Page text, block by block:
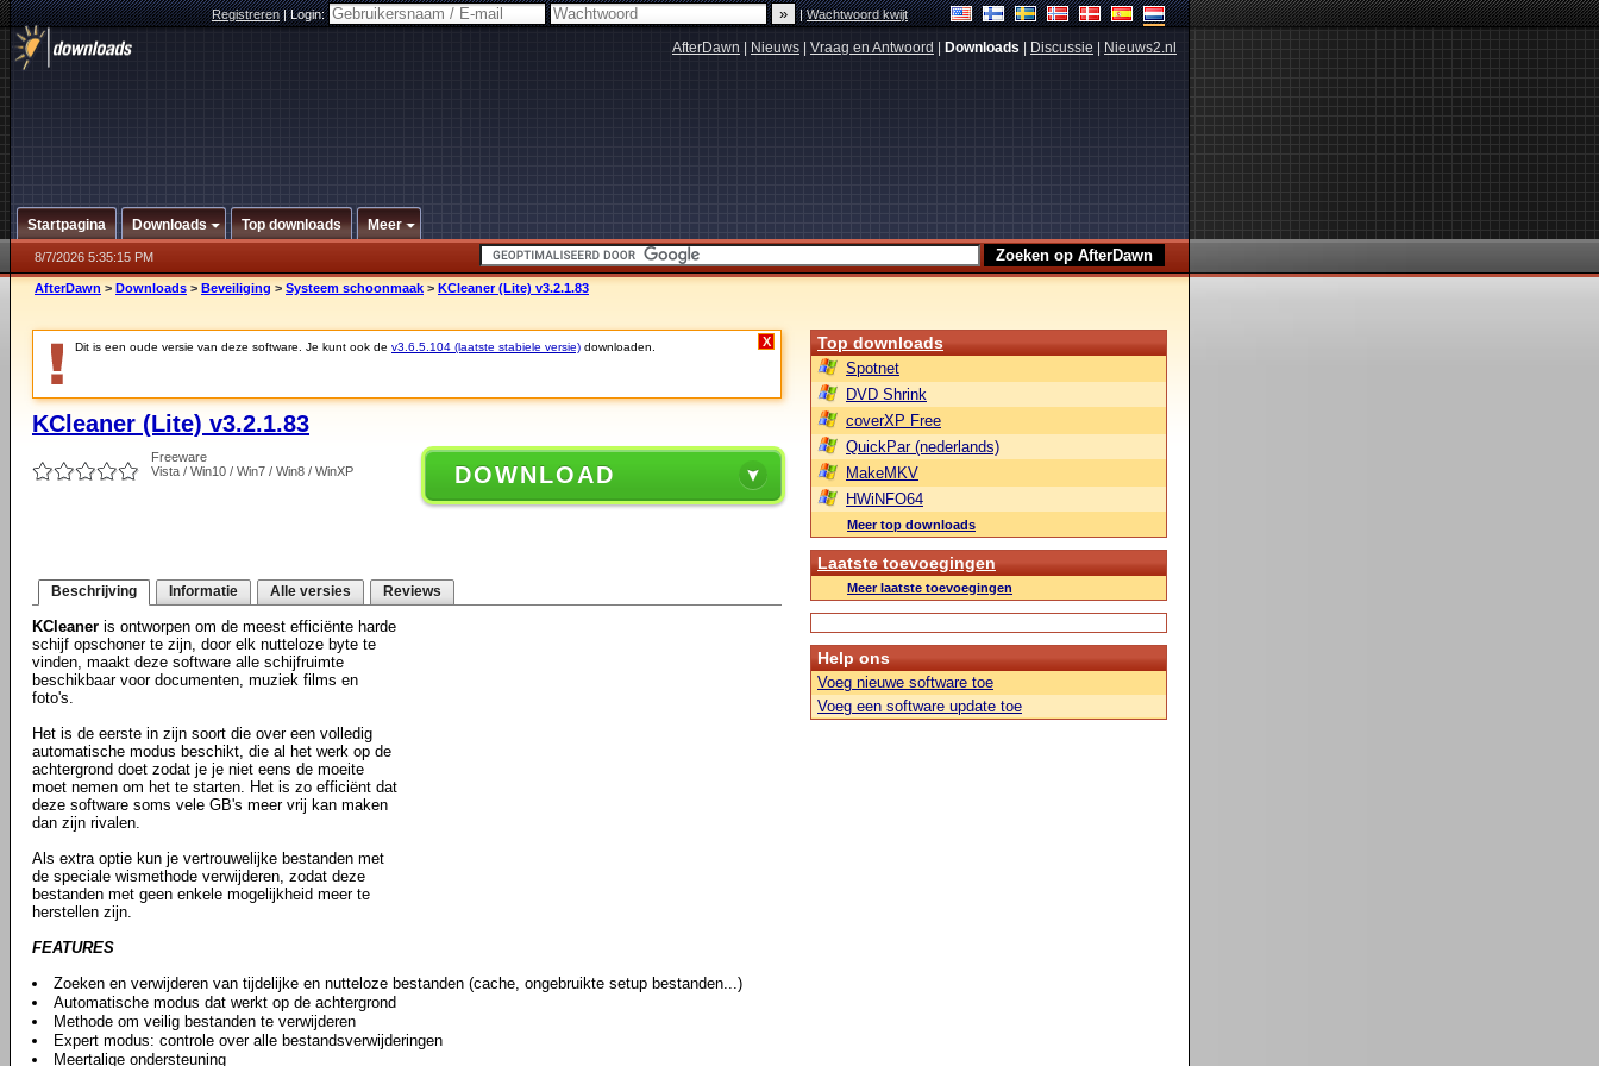
Registreren|Login: |Wachtwoord kwijt
AfterDawn Nieuws Vraag en Antwoord Downloads Discussie Nieuws2.nl
Startpagina Downloads Top downloads Meer
8/7/2026 5:35:15 PM
AfterDawn > Downloads > Beveiliging > Systeem schoonmaak > KCleaner (Lite) v3.2.1.83
Dit is een oude versie van deze software. Je kunt ook de v3.6.5.104 (laatste stabiele versie) downloaden. X
KCleaner (Lite) v3.2.1.83
Freeware
Vista / Win10 / Win7 / Win8 / WinXP
DOWNLOAD
Beschrijving Informatie Alle versies Reviews
KCleaner is ontworpen om de meest efficiënte harde
schijf opschoner te zijn, door elk nutteloze byte te
vinden, maakt deze software alle schijfruimte
beschikbaar voor documenten, muziek films en
foto's.
Het is de eerste in zijn soort die over een volledig
automatische modus beschikt, die al het werk op de
achtergrond doet zodat je je niet eens de moeite
moet nemen om het te starten. Het is zo efficiënt dat
deze software soms vele GB's meer vrij kan maken
dan zijn rivalen.
Als extra optie kun je vertrouwelijke bestanden met
de speciale wismethode verwijderen, zodat deze
bestanden met geen enkele mogelijkheid meer te
herstellen zijn.
FEATURES
Zoeken en verwijderen van tijdelijke en nutteloze bestanden (cache, ongebruikte setup bestanden...)
Automatische modus dat werkt op de achtergrond
Methode om veilig bestanden te verwijderen
Expert modus: controle over alle bestandsverwijderingen
Meertalige ondersteuning
Top downloads
Spotnet
DVD Shrink
coverXP Free
QuickPar (nederlands)
MakeMKV
HWiNFO64
Meer top downloads
Laatste toevoegingen
Meer laatste toevoegingen
Help ons
Voeg nieuwe software toe
Voeg een software update toe